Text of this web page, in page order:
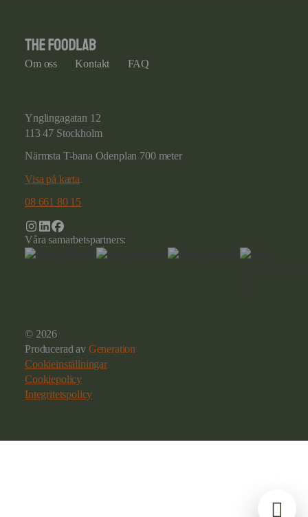
Om oss Kontakt FAQ
Ynglingagatan 12
113 47 Stockholm
Närmsta T-bana Odenplan 700 meter
Visa på karta
08 661 80 15
Våra samarbetspartners:
© 2026
Producerad av Generation
Cookieinställningar
Cookiepolicy
Integritetspolicy